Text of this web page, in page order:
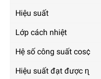
Hiệu suất
Lớp cách nhiệt
Hệ số công suất cos¢
Hiệu suất đạt được ɳ